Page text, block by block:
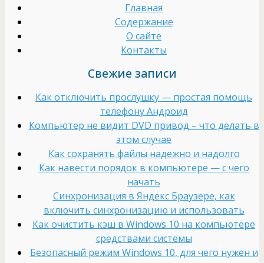
Главная
Содержание
О сайте
Контакты
Свежие записи
Как отключить прослушку — простая помощь
телефону Андроид
Компьютер не видит DVD привод – что делать в
этом случае
Как сохранять файлы надежно и надолго
Как навести порядок в компьютере — с чего
начать
Cинхронизация в Яндекс Браузере, как
включить синхронизацию и использовать
Как очистить кэш в Windows 10 на компьютере
средствами системы
Безопасный режим Windows 10, для чего нужен и